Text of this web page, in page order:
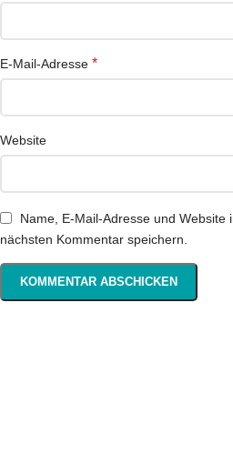
E-Mail-Adresse *
Website
Name, E-Mail-Adresse und Website
nächsten Kommentar speichern.